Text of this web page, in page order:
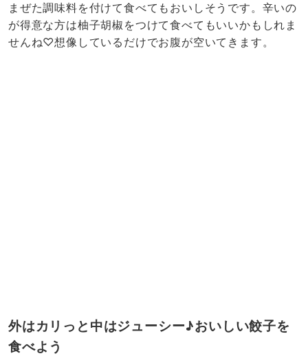
まぜた調味料を付けて食べてもおいしそうです。辛いの
が得意な方は柚子胡椒をつけて食べてもいいかもしれま
せんね♡想像しているだけでお腹が空いてきます。
外はカリっと中はジューシー♪おいしい餃子を
食べよう